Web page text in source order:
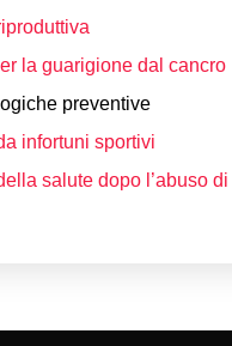
la guarigione dal cancro
preventive
infortuni sportivi
salute dopo l’abuso di